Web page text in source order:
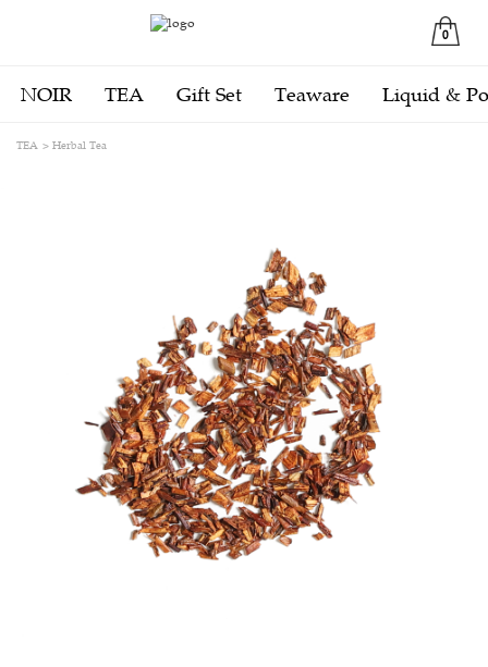
0
NOIR TEA Gift Set Teaware Liquid &
TEA Herbal Tea